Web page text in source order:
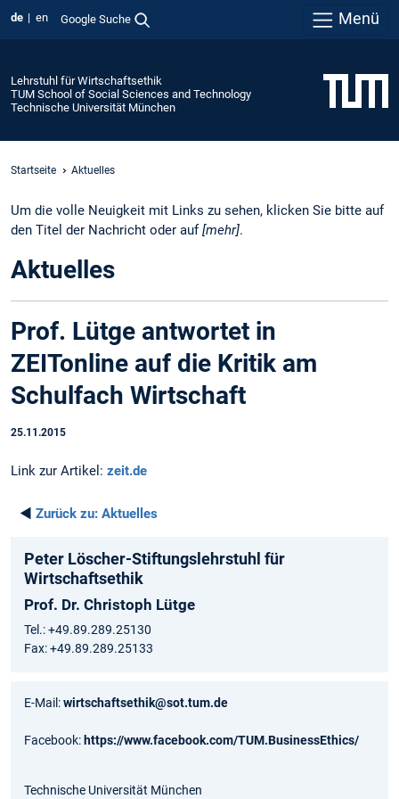
de en Google Suche Menü
Lehrstuhl für Wirtschaftsethik
TUM School of Social Sciences and Technology
Technische Universität München
Startseite Aktuelles
Um die volle Neuigkeit mit Links zu sehen, klicken Sie bitte auf
den Titel der Nachricht oder auf [mehr].
Aktuelles
Prof. Lütge antwortet in
ZEITonline auf die Kritik am
Schulfach Wirtschaft
25.11.2015
Link zur Artikel: zeit.de
◄ Zurück zu: Aktuelles
Peter Löscher-Stiftungslehrstuhl für
Wirtschaftsethik
Prof. Dr. Christoph Lütge
Tel.: +49.89.289.25130
Fax: +49.89.289.25133
E-Mail:wirtschaftsethik@sot.tum.de
Facebook: https://www.facebook.com/TUM.BusinessEthics/
Technische Universität München